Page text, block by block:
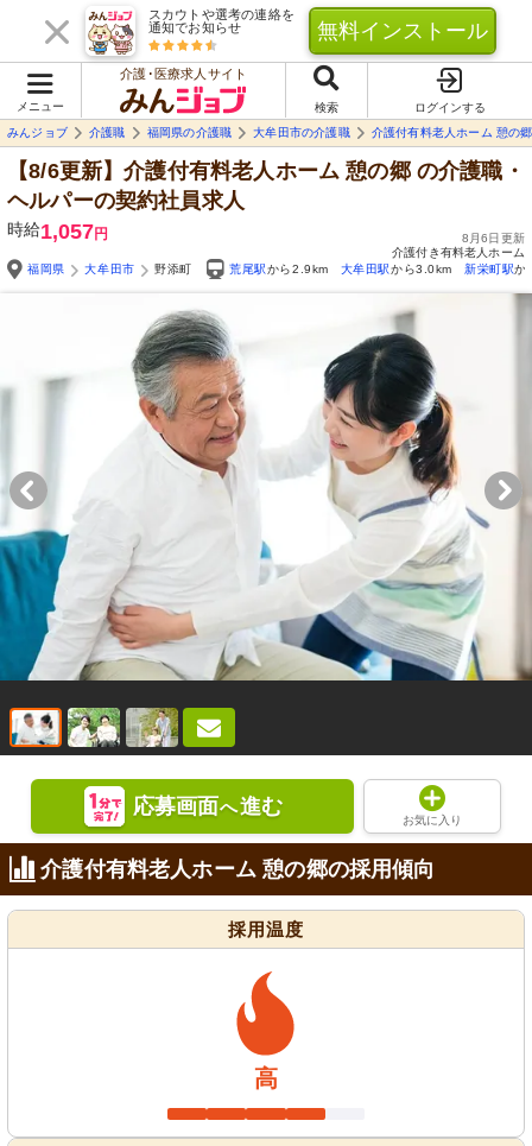
スカウトや選考の連絡を
通知でお知らせ
無料インストール
メニュー
介護･医療求人サイト
検索
ログインする
みんジョブ
介護職 福岡県の介護職 大牟田市の介護職 介護付有料老人ホーム 憩の郷
【8/6更新】介護付有料老人ホーム 憩の郷の介護職・
ヘルパーの契約社員求人
時給1,057円
8月6日更新
介護付き有料老人ホーム
福岡県
大牟田市 野添町 荒尾駅から2.9km 大牟田駅から3.0km 新栄町駅か
応募画面へ進む
お気に入り
介護付有料老人ホーム 憩の郷の採用傾向
採用温度
高